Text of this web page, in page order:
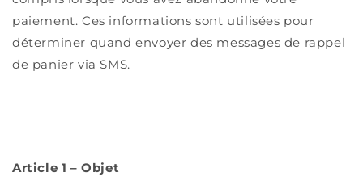
paiement. Ces informations sont utilisées pour
déterminer quand envoyer des messages de rappel
de panier via SMS.
Article 1 – Objet